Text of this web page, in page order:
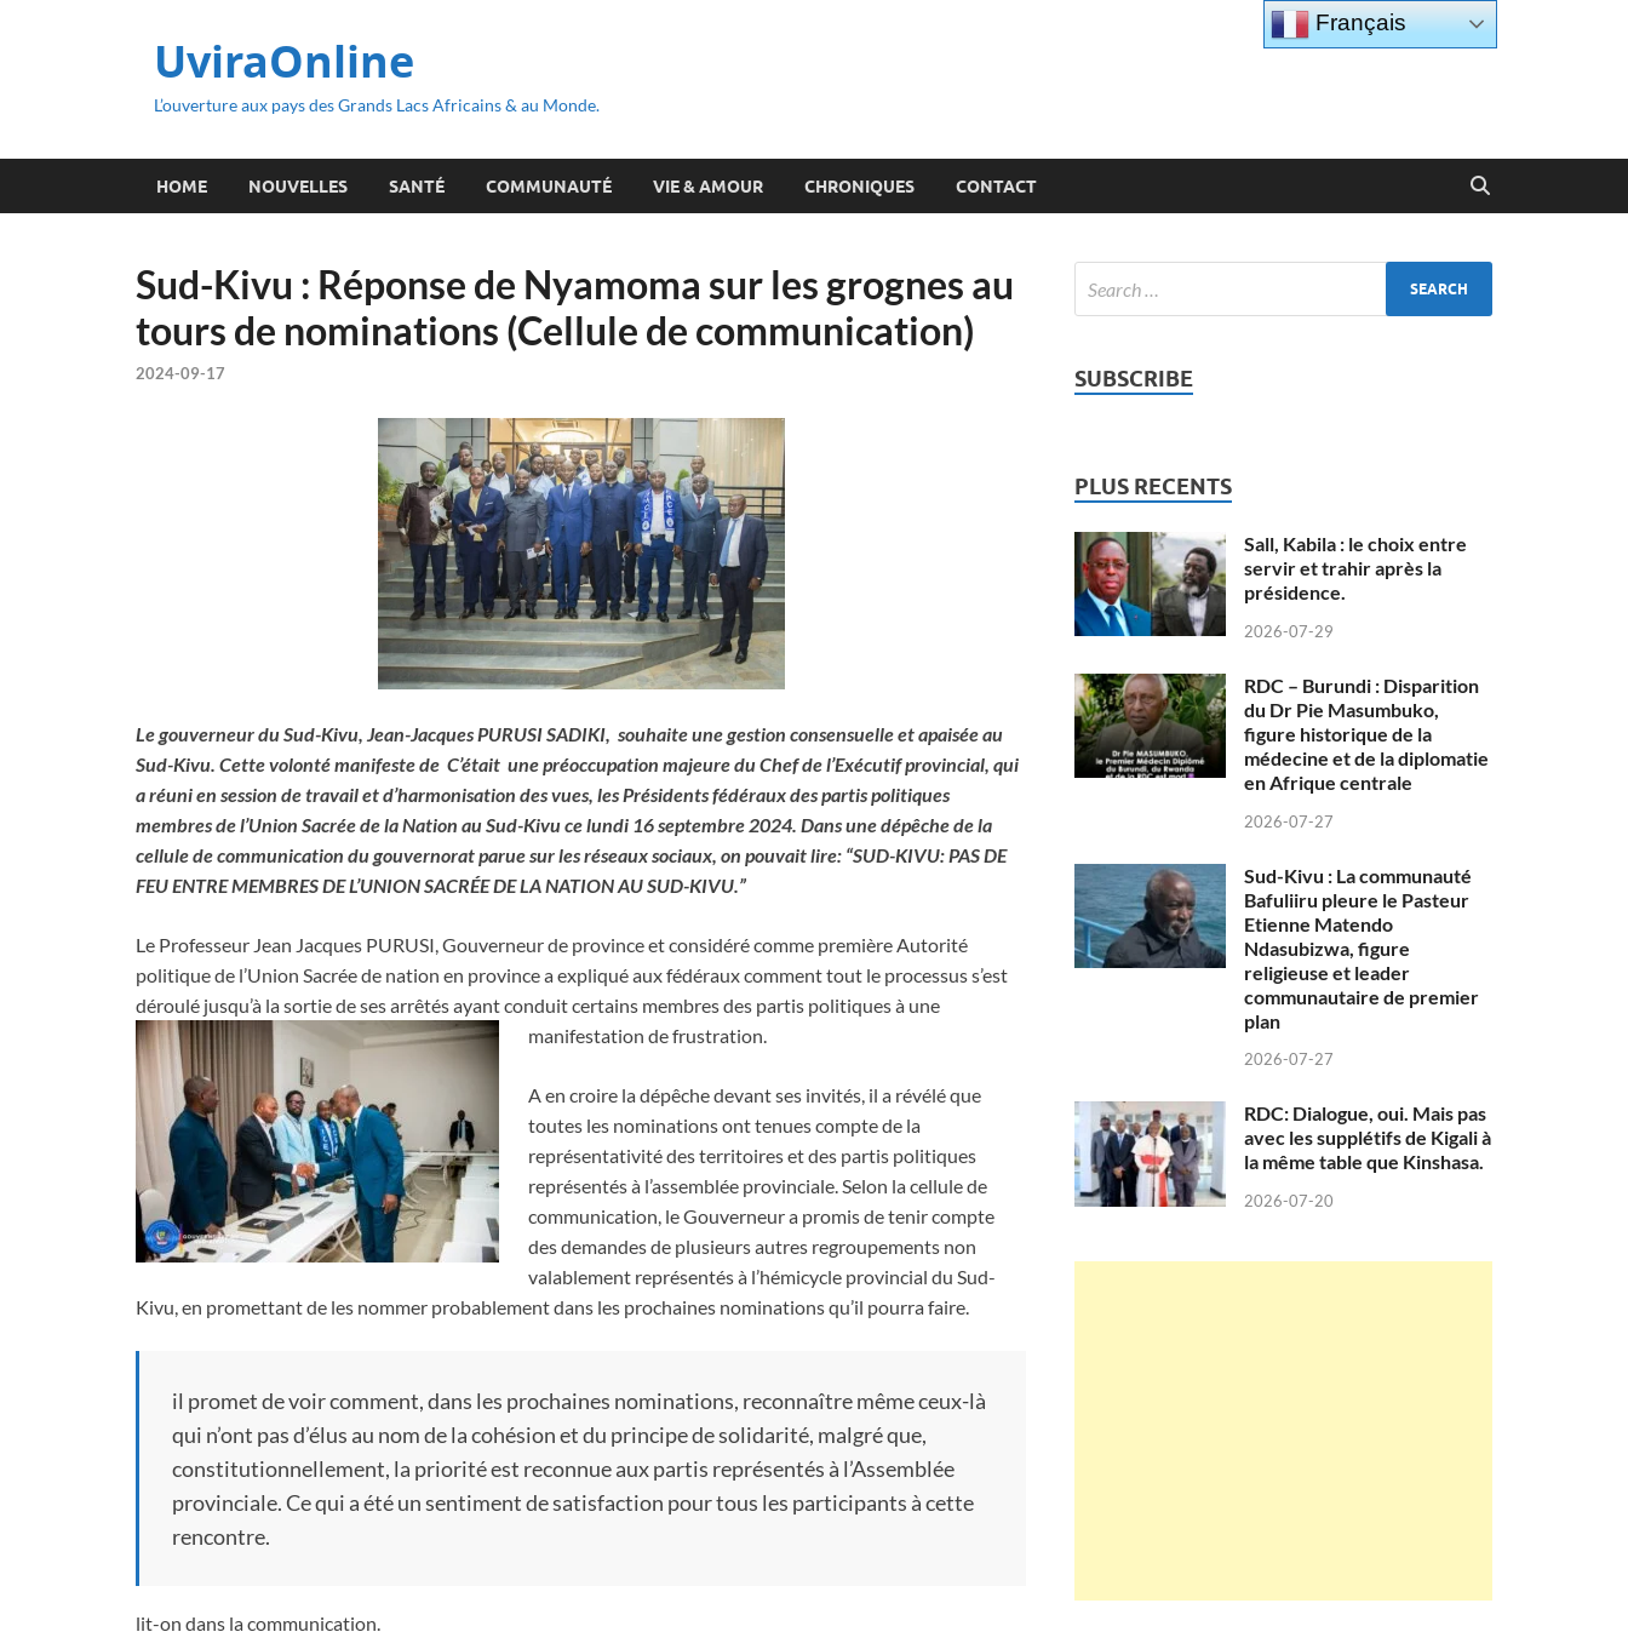
UviraOnline
L’ouverture aux pays des Grands Lacs Africains & au Monde.
HOME NOUVELLES SANTÉ COMMUNAUTÉ VIE & AMOUR CHRONIQUES CONTACT
Sud-Kivu : Réponse de Nyamoma sur les grognes au
tours de nominations (Cellule de communication)
2024-09-17
Le gouverneur du Sud-Kivu, Jean-Jacques PURUSI SADIKI, souhaite une gestion consensuelle et apaisée au
Sud-Kivu. Cette volonté manifeste de C’était une préoccupation majeure du Chef de l’Exécutif provincial, qui
a réuni en session de travail et d’harmonisation des vues, les Présidents fédéraux des partis politiques
membres de l’Union Sacrée de la Nation au Sud-Kivu ce lundi 16 septembre 2024. Dans une dépêche de la
cellule de communication du gouvernorat parue sur les réseaux sociaux, on pouvait lire: “SUD-KIVU: PAS DE
FEU ENTRE MEMBRES DE L’UNION SACRÉE DE LA NATION AU SUD-KIVU.”
Le Professeur Jean Jacques PURUSI, Gouverneur de province et considéré comme première Autorité
politique de l’Union Sacrée de nation en province a expliqué aux fédéraux comment tout le processus s’est
déroulé jusqu’à la sortie de ses arrêtés ayant conduit certains membres des partis politiques à une
manifestation de frustration.
A en croire la dépêche devant ses invités, il a révélé que
toutes les nominations ont tenues compte de la
représentativité des territoires et des partis politiques
représentés à l’assemblée provinciale. Selon la cellule de
communication, le Gouverneur a promis de tenir compte
des demandes de plusieurs autres regroupements non
valablement représentés à l’hémicycle provincial du Sud-
Kivu, en promettant de les nommer probablement dans les prochaines nominations qu’il pourra faire.
il promet de voir comment, dans les prochaines nominations, reconnaître même ceux-là
qui n’ont pas d’élus au nom de la cohésion et du principe de solidarité, malgré que,
constitutionnellement, la priorité est reconnue aux partis représentés à l’Assemblée
provinciale. Ce qui a été un sentiment de satisfaction pour tous les participants à cette
rencontre.
lit-on dans la communication.
SUBSCRIBE
PLUS RECENTS
Sall, Kabila : le choix entre
servir et trahir après la
présidence.
2026-07-29
RDC – Burundi : Disparition
du Dr Pie Masumbuko,
figure historique de la
médecine et de la diplomatie
en Afrique centrale
2026-07-27
Sud-Kivu : La communauté
Bafuliiru pleure le Pasteur
Etienne Matendo
Ndasubizwa, figure
religieuse et leader
communautaire de premier
plan
2026-07-27
RDC: Dialogue, oui. Mais pas
avec les supplétifs de Kigali à
la même table que Kinshasa.
2026-07-20
Français